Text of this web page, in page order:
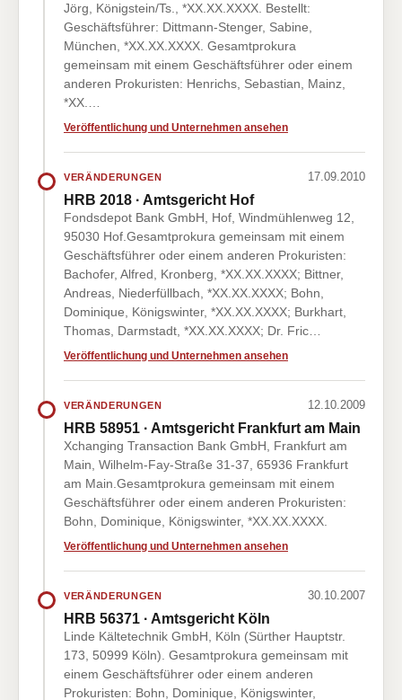
Jörg, Königstein/Ts., *XX.XX.XXXX. Bestellt:
Geschäftsführer: Dittmann-Stenger, Sabine,
München, *XX.XX.XXXX. Gesamtprokura
gemeinsam mit einem Geschäftsführer oder einem
anderen Prokuristen: Henrichs, Sebastian, Mainz,
*XX.…
Veröffentlichung und Unternehmen ansehen
VERÄNDERUNGEN 17.09.2010
HRB 2018 · Amtsgericht Hof
Fondsdepot Bank GmbH, Hof, Windmühlenweg 12,
95030 Hof.Gesamtprokura gemeinsam mit einem
Geschäftsführer oder einem anderen Prokuristen:
Bachofer, Alfred, Kronberg, *XX.XX.XXXX; Bittner,
Andreas, Niederfüllbach, *XX.XX.XXXX; Bohn,
Dominique, Königswinter, *XX.XX.XXXX; Burkhart,
Thomas, Darmstadt, *XX.XX.XXXX; Dr. Fric…
Veröffentlichung und Unternehmen ansehen
VERÄNDERUNGEN 12.10.2009
HRB 58951 · Amtsgericht Frankfurt am Main
Xchanging Transaction Bank GmbH, Frankfurt am
Main, Wilhelm-Fay-Straße 31-37, 65936 Frankfurt
am Main.Gesamtprokura gemeinsam mit einem
Geschäftsführer oder einem anderen Prokuristen:
Bohn, Dominique, Königswinter, *XX.XX.XXXX.
Veröffentlichung und Unternehmen ansehen
VERÄNDERUNGEN 30.10.2007
HRB 56371 · Amtsgericht Köln
Linde Kältetechnik GmbH, Köln (Sürther Hauptstr.
173, 50999 Köln). Gesamtprokura gemeinsam mit
einem Geschäftsführer oder einem anderen
Prokuristen: Bohn, Dominique, Königswinter,